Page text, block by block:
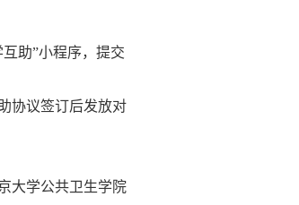
助”小程序，提交
协议签订后发放对
大学公共卫生学院